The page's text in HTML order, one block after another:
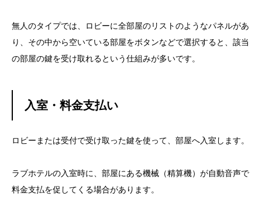
無人のタイプでは、ロビーに全部屋のリストのようなパネルがあ
り、その中から空いている部屋をボタンなどで選択すると、該当
の部屋の鍵を受け取れるという仕組みが多いです。
入室・料金支払い
ロビーまたは受付で受け取った鍵を使って、部屋へ入室します。
ラブホテルの入室時に、部屋にある機械（精算機）が自動音声で
料金支払を促してくる場合があります。